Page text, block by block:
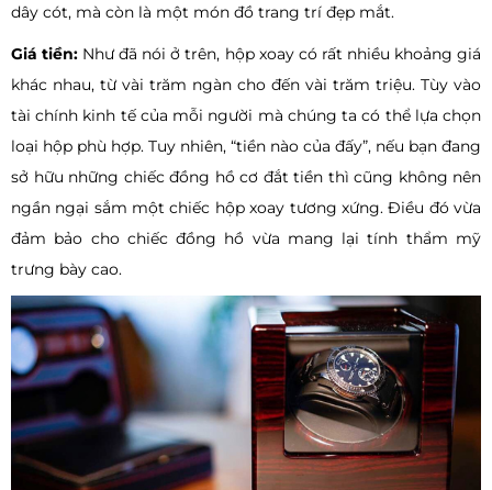
dây cót, mà còn là một món đồ trang trí đẹp mắt.
Giá tiền: Như đã nói ở trên, hộp xoay có rất nhiều khoảng giá
khác nhau, từ vài trăm ngàn cho đến vài trăm triệu. Tùy vào
tài chính kinh tế của mỗi người mà chúng ta có thể lựa chọn
loại hộp phù hợp. Tuy nhiên, “tiền nào của đấy”, nếu bạn đang
sở hữu những chiếc đồng hồ cơ đắt tiền thì cũng không nên
ngần ngại sắm một chiếc hộp xoay tương xứng. Điều đó vừa
đảm bảo cho chiếc đồng hồ vừa mang lại tính thẩm mỹ
trưng bày cao.